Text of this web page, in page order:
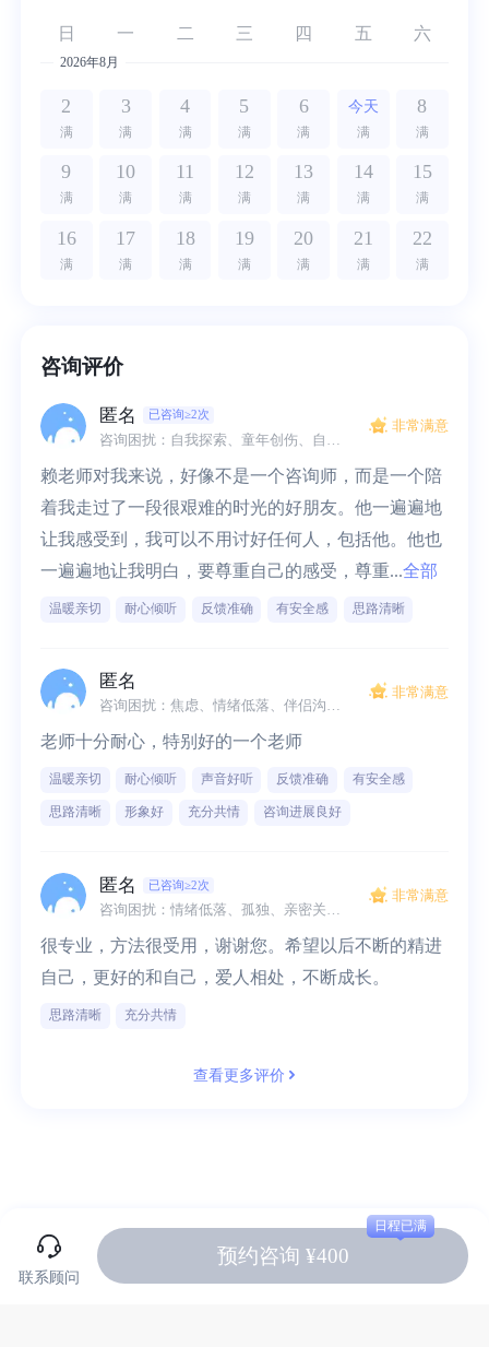
日 一 二 三 四 五 六
2026年8月
2
满
3
满
4
满
5
满
6
满
今天
满
8
满
9
满
10
满
11
满
12
满
13
满
14
满
15
满
16
满
17
满
18
满
19
满
20
满
21
满
22
满
咨询评价
匿名 已咨询≥2次
非常满意
赖老师对我来说，好像不是一个咨询师，而是一个陪
着我走过了一段很艰难的时光的好朋友。他一遍遍地
让我感受到，我可以不用讨好任何人，包括他。他也
一遍遍地让我明白，要尊重自己的感受，尊重...全部
温暖亲切 耐心倾听 反馈准确 有安全感 思路清晰
匿名
咨询困扰：焦虑、情绪低落、伴侣沟通、人际压力、沟通不畅、关系冲突
非常满意
老师十分耐心，特别好的一个老师
温暖亲切 耐心倾听 声音好听 反馈准确 有安全感
思路清晰 形象好 充分共情 咨询进展良好
匿名 已咨询≥2次
非常满意
很专业，方法很受用，谢谢您。希望以后不断的精进
自己，更好的和自己，爱人相处，不断成长。
思路清晰 充分共情
查看更多评价
联系顾问
日程已满
预约咨询 ¥400